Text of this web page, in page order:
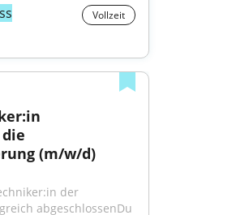
Vollzeit
(m/w/d)
der
abgeschlossenDu